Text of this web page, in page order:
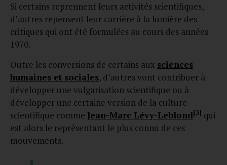
Si certains reprennent leurs activités scientifiques,
d’autres repensent leur carrière à la lumière des
critiques qui ont été formulées au cours des années
1970.
Outre les conversions de certains aux sciences
humaines et sociales, d’autres vont contribuer à
développer une vulgarisation scientifique ou à
développer une certaine version de la culture
scientifique comme Jean-Marc Lévy-Leblond[3] qui
est alors le représentant le plus connu de ces
mouvements.